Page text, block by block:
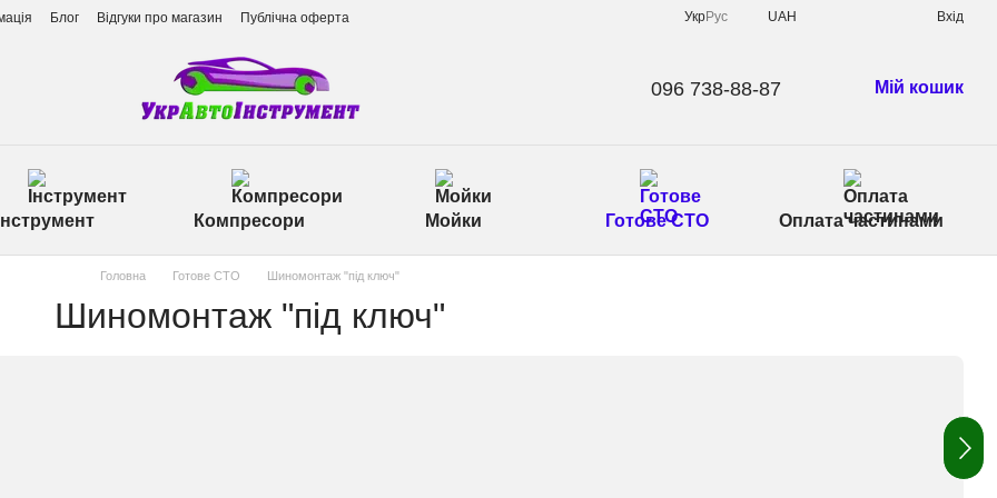
Блог Відгуки про магазин Публічна оферта УкрРус UAH Вхід
096 738-88-87 Мій кошик
Інструмент Компресори Мойки Готове СТО Оплата частинами
Головна Готове СТО Шиномонтаж "під ключ"
Шиномонтаж "під ключ"